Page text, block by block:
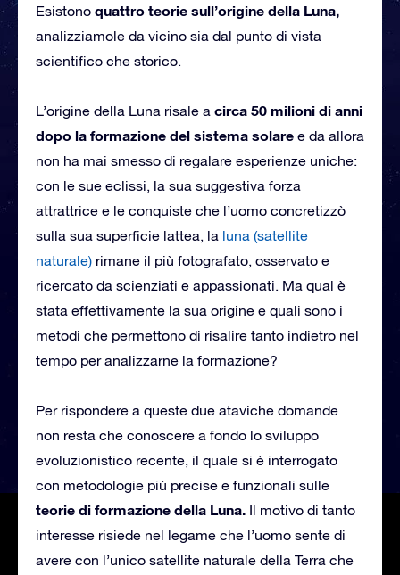
Esistono quattro teorie sull’origine della Luna,
analizziamole da vicino sia dal punto di vista
scientifico che storico.
L’origine della Luna risale a circa 50 milioni di anni
dopo la formazione del sistema solare e da allora
non ha mai smesso di regalare esperienze uniche:
con le sue eclissi, la sua suggestiva forza
attrattrice e le conquiste che l’uomo concretizzò
sulla sua superficie lattea, la luna (satellite
naturale) rimane il più fotografato, osservato e
ricercato da scienziati e appassionati. Ma qual è
stata effettivamente la sua origine e quali sono i
metodi che permettono di risalire tanto indietro nel
tempo per analizzarne la formazione?
Per rispondere a queste due ataviche domande
non resta che conoscere a fondo lo sviluppo
evoluzionistico recente, il quale si è interrogato
con metodologie più precise e funzionali sulle
teorie di formazione della Luna. Il motivo di tanto
interesse risiede nel legame che l’uomo sente di
avere con l’unico satellite naturale della Terra che